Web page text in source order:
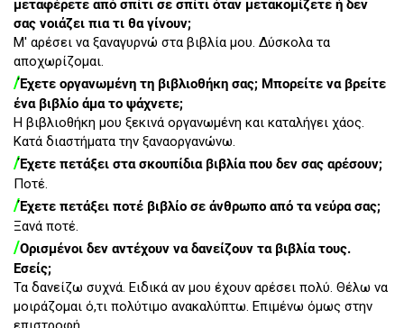
μεταφέρετε από σπίτι σε σπίτι όταν μετακομίζετε ή δεν
σας νοιάζει πια τι θα γίνουν;
Μ' αρέσει να ξαναγυρνώ στα βιβλία μου. Δύσκολα τα
αποχωρίζομαι.
/Έχετε οργανωμένη τη βιβλιοθήκη σας; Μπορείτε να βρείτε
ένα βιβλίο άμα το ψάχνετε;
Η βιβλιοθήκη μου ξεκινά οργανωμένη και καταλήγει χάος.
Κατά διαστήματα την ξαναοργανώνω.
/Έχετε πετάξει στα σκουπίδια βιβλία που δεν σας αρέσουν;
Ποτέ.
/Έχετε πετάξει ποτέ βιβλίο σε άνθρωπο από τα νεύρα σας;
Ξανά ποτέ.
/Ορισμένοι δεν αντέχουν να δανείζουν τα βιβλία τους.
Εσείς;
Τα δανείζω συχνά. Ειδικά αν μου έχουν αρέσει πολύ. Θέλω να
μοιράζομαι ό,τι πολύτιμο ανακαλύπτω. Επιμένω όμως στην